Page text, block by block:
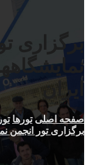
برگزاری
ایران
صفحه اصلی تورها
برگزاری تور انجمن